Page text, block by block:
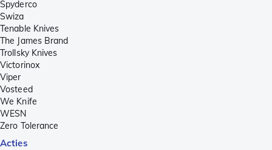
Spyderco
Swiza
Tenable Knives
The James Brand
Trollsky Knives
Victorinox
Viper
Vosteed
We Knife
WESN
Zero Tolerance
Acties